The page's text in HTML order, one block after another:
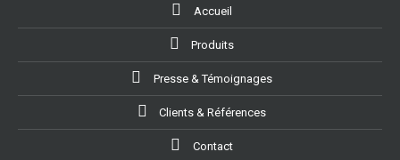
Accueil
Produits
Presse & Témoignages
Clients & Références
Contact